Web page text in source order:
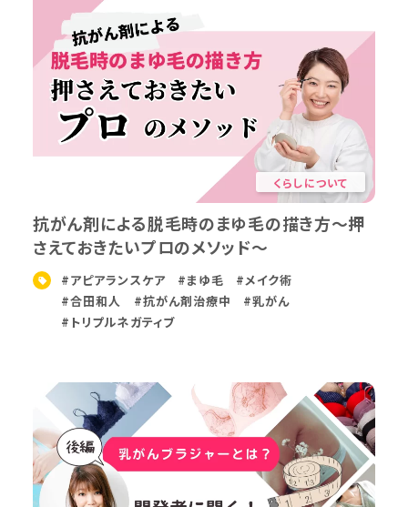
くらしについて
抗がん剤による脱毛時のまゆ毛の描き方〜押
さえておきたいプロのメソッド〜
#アピアランスケア #まゆ毛
#メイク術
#合田和人
#抗がん剤治療中
#乳がん
#トリプルネガティブ